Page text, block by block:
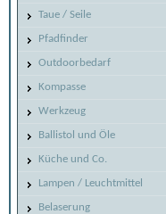
Taue / Seile
Pfadfinder
Outdoorbedarf
Kompasse
Werkzeug
Ballistol und Öle
Küche und Co.
Lampen / Leuchtmittel
Belaserung